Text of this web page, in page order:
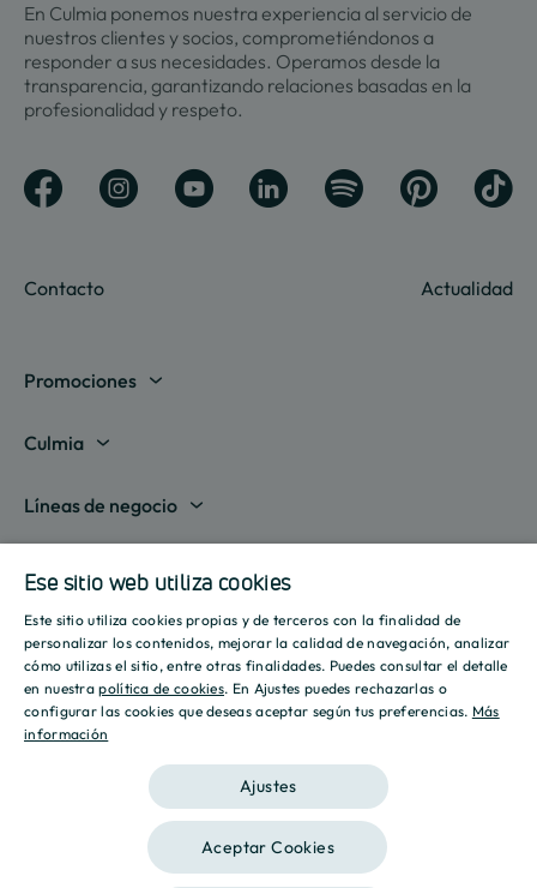
En Culmia ponemos nuestra experiencia al servicio de
nuestros clientes y socios, comprometiéndonos a
responder a sus necesidades. Operamos desde la
transparencia, garantizando relaciones basadas en la
profesionalidad y respeto.
Contacto Actualidad
Promociones
Madrid
Valencia
Sevilla
Islas Baleares
Mostrar todas
Culmia
Sobre nosotros
Destino Culmia
Sala de prensa
Informes
Iniciativas
Culmia Challenges
Culmia Fest
Trabaja con nosotros
Líneas de negocio
Vivienda Alquiler
Gestión de Suelo
Actualidad
Culmia es noticia
Tendencias
Estilo de vida
Sostenibilidad
Recursos
Guías
Calculadora Hipotecaria
Calculadora Energética
Política de privacidad Política de Cookies
2026 Culmia • Todos los derechos reservados
SPANISH
ENGLISH
Ese sitio web utiliza cookies
Este sitio utiliza cookies propias y de terceros con la finalidad de
personalizar los contenidos, mejorar la calidad de navegación, analizar
cómo utilizas el sitio, entre otras finalidades. Puedes consultar el detalle
en nuestrapolítica de cookies. En Ajustes puedes rechazarlas o
configurar las cookies que deseas aceptar según tus preferencias. Más
información
Ajustes
Aceptar Cookies